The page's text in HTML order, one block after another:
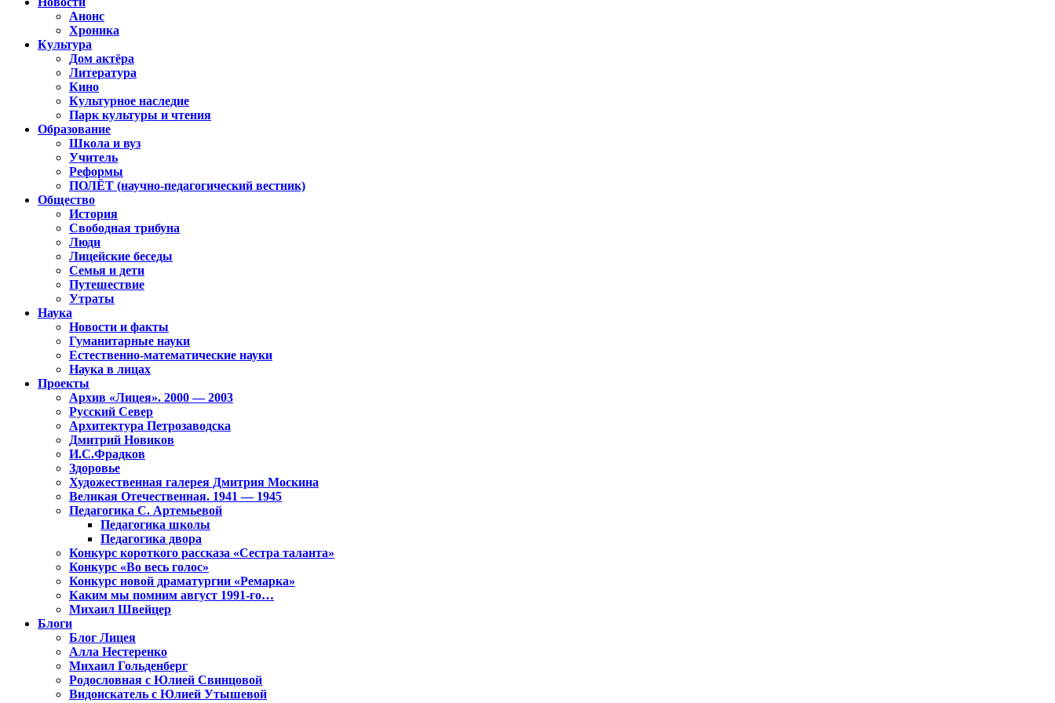
Анонс
Хроника
Культура
Дом актёра
Литература
Кино
Культурное наследие
Парк культуры и чтения
Образование
Школа и вуз
Учитель
Реформы
ПОЛЁТ (научно-педагогический вестник)
Общество
История
Свободная трибуна
Люди
Лицейские беседы
Семья и дети
Путешествие
Утраты
Наука
Новости и факты
Гуманитарные науки
Естественно-математические науки
Наука в лицах
Проекты
Архив «Лицея». 2000 — 2003
Русский Север
Архитектура Петрозаводска
Дмитрий Новиков
И.С.Фрадков
Здоровье
Художественная галерея Дмитрия Москина
Великая Отечественная. 1941 — 1945
Педагогика С. Артемьевой
Педагогика школы
Педагогика двора
Конкурс короткого рассказа «Сестра таланта»
Конкурс «Во весь голос»
Конкурс новой драматургии «Ремарка»
Каким мы помним август 1991-го…
Михаил Швейцер
Блоги
Блог Лицея
Алла Нестеренко
Михаил Гольденберг
Родословная с Юлией Свинцовой
Видоискатель с Юлией Утышевой